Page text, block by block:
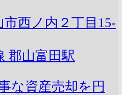
市西ノ内２丁目15-
郡山富田駅
な資産売却を円